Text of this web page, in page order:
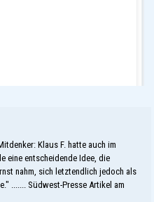
Klaus F. hatte auch im
eine entscheidende Idee, die
nahm, sich letztendlich jedoch als
....... Südwest-Presse Artikel am